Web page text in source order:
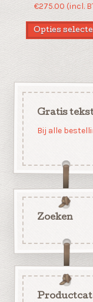
€275.00 (incl.
Opties
Gratis
Bij alle
Zoeken